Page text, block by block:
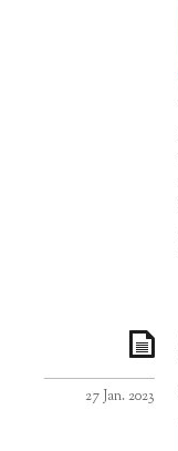
27 Jan. 2023